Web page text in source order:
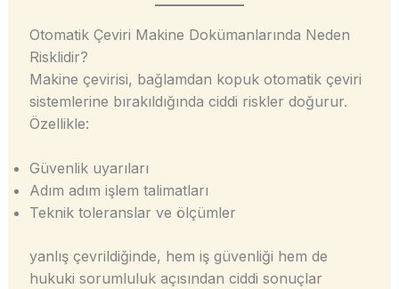
Otomatik Çeviri Makine Dokümanlarında Neden
Risklidir?
Makine çevirisi, bağlamdan kopuk otomatik çeviri
sistemlerine bırakıldığında ciddi riskler doğurur.
Özellikle:
Güvenlik uyarıları
Adım adım işlem talimatları
Teknik toleranslar ve ölçümler
yanlış çevrildiğinde, hem iş güvenliği hem de
hukuki sorumluluk açısından ciddi sonuçlar